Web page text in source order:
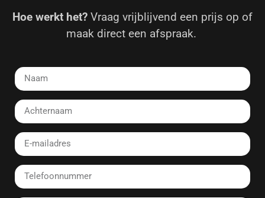
Hoe werkt het? Vraag vrijblijvend een prijs op of
maak direct een afspraak.